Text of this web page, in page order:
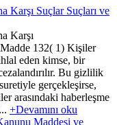
Karşı Suçlar Suçları ve
Karşı
132( 1) Kişiler
eden kimse, bir
Bu gizlilik
gerçekleşirse,
arasındaki haberleşme
+Devamını oku
Maddesi ve